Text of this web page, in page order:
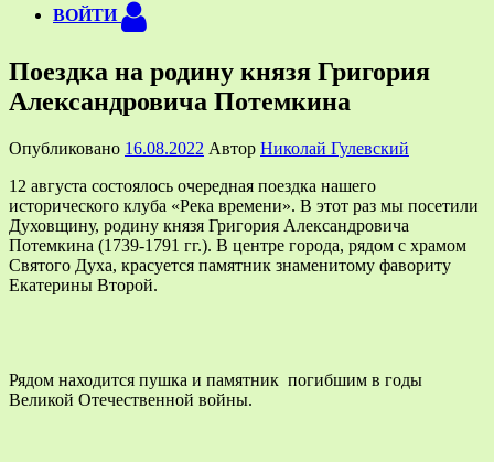
ВОЙТИ
Поездка на родину князя Григория
Александровича Потемкина
Опубликовано 16.08.2022 Автор Николай Гулевский
12 августа состоялось очередная поездка нашего
исторического клуба «Река времени». В этот раз мы посетили
Духовщину, родину князя Григория Александровича
Потемкина (1739-1791 гг.). В центре города, рядом с храмом
Святого Духа, красуется памятник знаменитому фавориту
Екатерины Второй.
Рядом находится пушка и памятник погибшим в годы
Великой Отечественной войны.